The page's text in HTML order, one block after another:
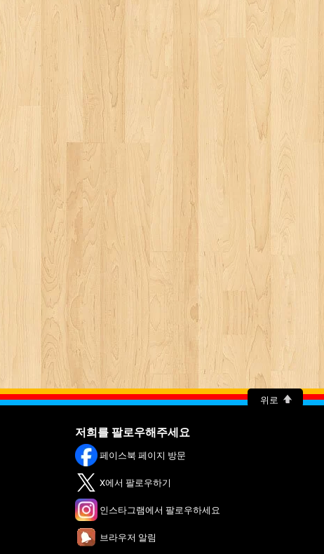
위로
저희를 팔로우해주세요
페이스북 페이지 방문
X에서 팔로우하기
인스타그램에서 팔로우하세요
브라우저 알림